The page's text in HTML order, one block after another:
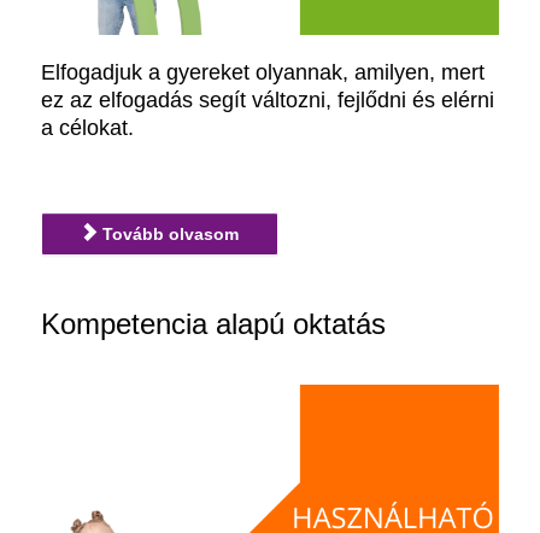
Elfogadjuk a gyereket olyannak, amilyen, mert
ez az elfogadás segít változni, fejlődni és elérni
a célokat.
Tovább olvasom
Kompetencia alapú oktatás